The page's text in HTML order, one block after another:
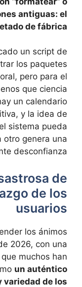
antiguas: el
de fábrica
un script de
los paquetes
pero para el
que ciencia
un calendario
y la idea de
sistema pueda
otro genera una
desconfianza.
de
de los
usuarios
los ánimos
2026, con una
muchos han
un auténtico
variedad de los